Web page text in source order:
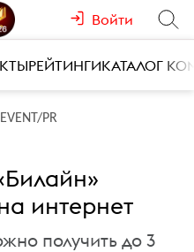
Войти
РЕЙТИНГИКАТАЛОГ
EVENT/PR
интернет
получить до 3